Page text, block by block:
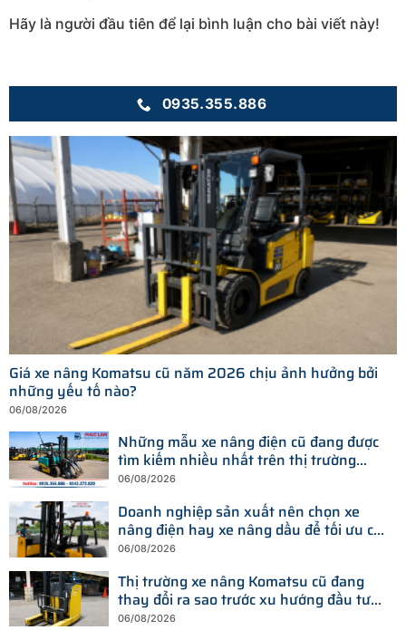
Hãy là người đầu tiên để lại bình luận cho bài viết này!
0935.355.886
Giá xe nâng Komatsu cũ năm 2026 chịu ảnh hưởng bởi
những yếu tố nào?
06/08/2026
Những mẫu xe nâng điện cũ đang được
tìm kiếm nhiều nhất trên thị trường
hiện nay
06/08/2026
Doanh nghiệp sản xuất nên chọn xe
nâng điện hay xe nâng dầu để tối ưu chi
phí?
06/08/2026
Thị trường xe nâng Komatsu cũ đang
thay đổi ra sao trước xu hướng đầu tư
thiết bị mới?
06/08/2026